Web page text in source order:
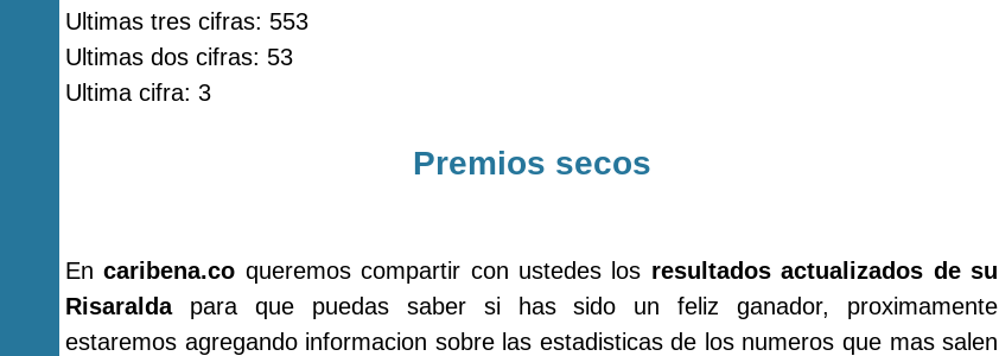
Ultimas tres cifras: 553
Ultimas dos cifras: 53
Ultima cifra: 3
Premios secos
Encaribena.co queremos compartir con ustedes los resultados actualizados de su
Risaraldapara que puedas saber si has sido un feliz ganador, proximamente
estaremos agregando informacion sobre las estadisticas de los numeros que mas salen